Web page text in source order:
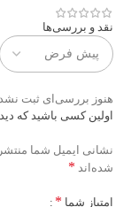
نقد و بررسی‌ها
هنوز بررسی‌ای ثبت
اولین کسی باشید که
نشانی ایمیل شما
شده‌اند *
امتیاز شما *